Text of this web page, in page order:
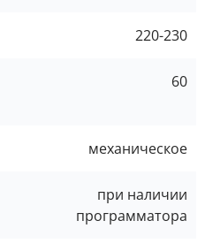
220-230
60
механическое
при наличии
программатора